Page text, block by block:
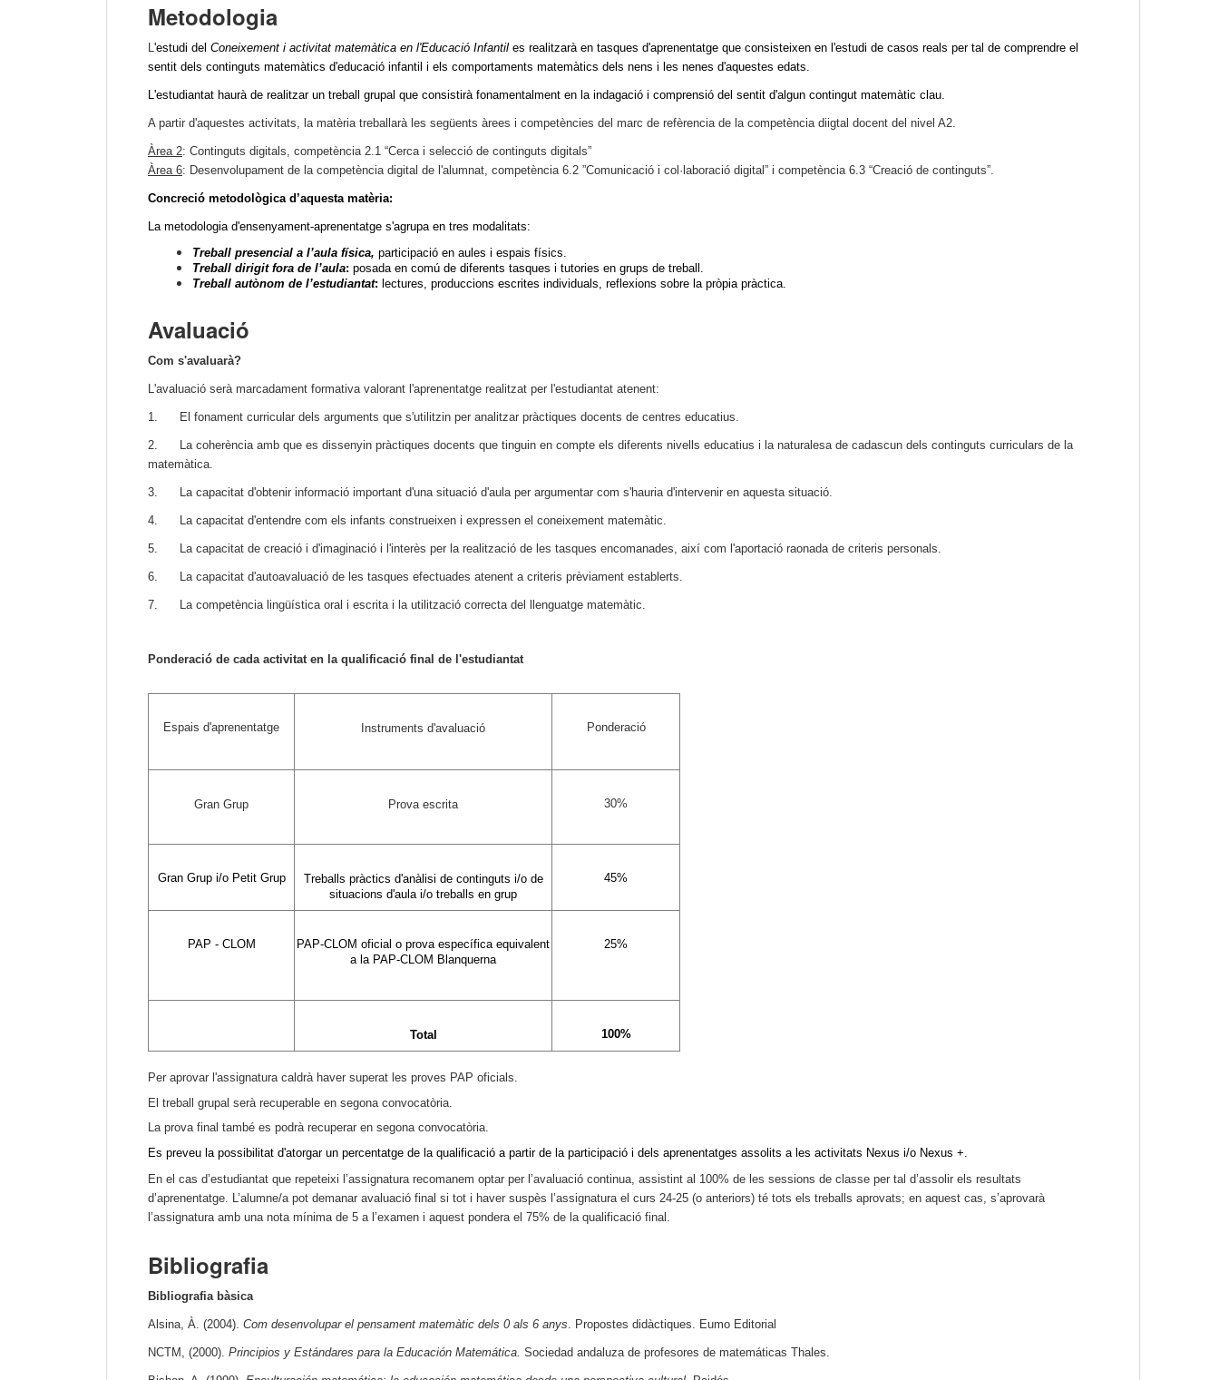
Metodologia
L'estudi del Coneixement i activitat matemàtica en l'Educació Infantil es realitzarà en tasques d'aprenentatge que consisteixen en l'estudi de casos reals per tal de comprendre el
sentit dels continguts matemàtics d'educació infantil i els comportaments matemàtics dels nens i les nenes d'aquestes edats.
L'estudiantat haurà de realitzar un treball grupal que consistirà fonamentalment en la indagació i comprensió del sentit d'algun contingut matemàtic clau.
A partir d'aquestes activitats, la matèria treballarà les següents àrees i competències del marc de refèrencia de la competència diigtal docent del nivel A2.
Àrea 2: Continguts digitals, competència 2.1 “Cerca i selecció de continguts digitals”
Àrea 6: Desenvolupament de la competència digital de l'alumnat, competència 6.2 ”Comunicació i col·laboració digital” i competència 6.3 “Creació de continguts”.
Concreció metodològica d’aquesta matèria:
La metodologia d'ensenyament-aprenentatge s'agrupa en tres modalitats:
Treball presencial a l’aula física, participació en aules i espais físics.
Treball dirigit fora de l’aula: posada en comú de diferents tasques i tutories en grups de treball.
Treball autònom de l’estudiantat: lectures, produccions escrites individuals, reflexions sobre la pròpia pràctica.
Avaluació
Com s'avaluarà?
L'avaluació serà marcadament formativa valorant l'aprenentatge realitzat per l'estudiantat atenent:
1. El fonament curricular dels arguments que s'utilitzin per analitzar pràctiques docents de centres educatius.
2. La coherència amb que es dissenyin pràctiques docents que tinguin en compte els diferents nivells educatius i la naturalesa de cadascun dels continguts curriculars de la
matemàtica.
3. La capacitat d'obtenir informació important d'una situació d'aula per argumentar com s'hauria d'intervenir en aquesta situació.
4. La capacitat d'entendre com els infants construeixen i expressen el coneixement matemàtic.
5. La capacitat de creació i d'imaginació i l'interès per la realització de les tasques encomanades, així com l'aportació raonada de criteris personals.
6. La capacitat d'autoavaluació de les tasques efectuades atenent a criteris prèviament establerts.
7. La competència lingüística oral i escrita i la utilització correcta del llenguatge matemàtic.
Ponderació de cada activitat en la qualificació final de l'estudiantat
Espais d'aprenentatge Instruments d'avaluació Ponderació
Gran Grup Prova escrita 30%
Gran Grup i/o Petit Grup
Treballs pràctics d'anàlisi de continguts i/o de
situacions d'aula i/o treballs en grup
45%
PAP - CLOM
PAP-CLOM oficial o prova específica equivalent
a la PAP-CLOM Blanquerna
25%
Total 100%
Per aprovar l'assignatura caldrà haver superat les proves PAP oficials.
El treball grupal serà recuperable en segona convocatòria.
La prova final també es podrà recuperar en segona convocatòria.
Es preveu la possibilitat d'atorgar un percentatge de la qualificació a partir de la participació i dels aprenentatges assolits a les activitats Nexus i/o Nexus +.
En el cas d’estudiantat que repeteixi l’assignatura recomanem optar per l’avaluació continua, assistint al 100% de les sessions de classe per tal d’assolir els resultats
d’aprenentatge. L’alumne/a pot demanar avaluació final si tot i haver suspès l’assignatura el curs 24-25 (o anteriors) té tots els treballs aprovats; en aquest cas, s’aprovarà
l’assignatura amb una nota mínima de 5 a l’examen i aquest pondera el 75% de la qualificació final.
Bibliografia
Bibliografia bàsica
Alsina, À. (2004). Com desenvolupar el pensament matemàtic dels 0 als 6 anys. Propostes didàctiques. Eumo Editorial
NCTM, (2000). Principios y Estándares para la Educación Matemática. Sociedad andaluza de profesores de matemáticas Thales.